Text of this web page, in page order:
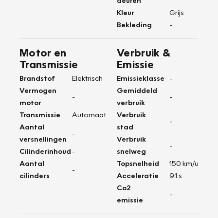
Kleur
Grijs
Bekleding
-
Motor en
Transmissie
Brandstof
Elektrisch
Vermogen
motor
-
Transmissie
Automaat
Aantal
versnellingen
-
Cilinderinhoud -
Aantal
cilinders
-
Verbruik &
Emissie
Emissieklasse
-
Gemiddeld
verbruik
-
Verbruik
stad
-
Verbruik
snelweg
-
Topsnelheid
150 km/u
Acceleratie
9.1 s
Co2
emissie
-